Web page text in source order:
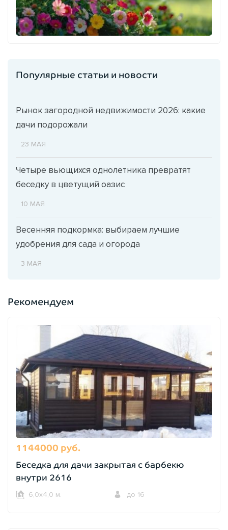
Популярные статьи и новости
Рынок загородной недвижимости 2026: какие
дачи подорожали
23 МАЯ
Четыре вьющихся однолетника превратят
беседку в цветущий оазис
10 МАЯ
Весенняя подкормка: выбираем лучшие
удобрения для сада и огорода
3 МАЯ
Рекомендуем
1144000 руб.
Беседка для дачи закрытая с барбекю
внутри 2616
6,0х4,0 м. до 16